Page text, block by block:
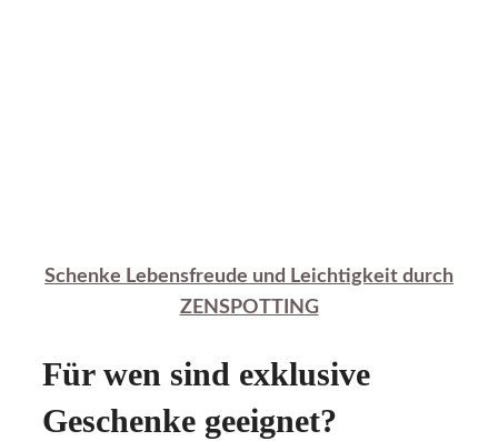
Schenke Lebensfreude und Leichtigkeit durch
ZENSPOTTING
Für wen sind exklusive
Geschenke geeignet?